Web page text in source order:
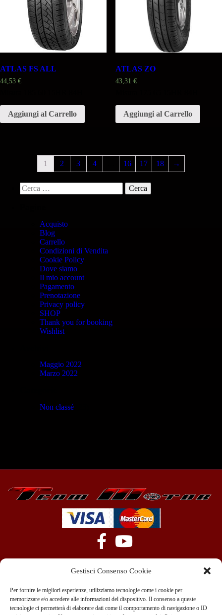
Gestisci Consenso Cookie
Per fornire le migliori esperienze, utilizziamo tecnologie come i cookie per
memorizzare e/o accedere alle informazioni del dispositivo. Il consenso a queste
tecnologie ci permetterà di elaborare dati come il comportamento di navigazione o ID
ATLAS FS ALL
44,53 €
Aggiungi al Carrello
ATLAS ZO
43,31 €
Aggiungi al Carrello
1 2 3 4 16 17 18 →
Acquisto
Blog
Carrello
Condizioni di Vendita
Cookie Policy
Dove siamo
Il mio account
Pagamento
Prenotazione
Privacy policy
SHOP
Thank you for booking
Wishlist
Maggio 2022
Marzo 2022
Non classé